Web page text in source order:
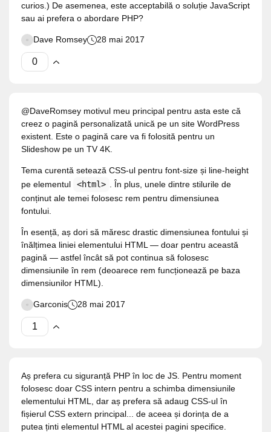
curios.) De asemenea, este acceptabilă o soluție JavaScript
sau ai prefera o abordare PHP?
Dave Romsey 28 mai 2017
@DaveRomsey motivul meu principal pentru asta este că
creez o pagină personalizată unică pe un site WordPress
existent. Este o pagină care va fi folosită pentru un
Slideshow pe un TV 4K.
Tema curentă setează CSS-ul pentru font-size și line-height
pe elementul
<html>
. În plus, unele dintre stilurile de
conținut ale temei folosesc rem pentru dimensiunea
fontului.
În esență, aș dori să măresc drastic dimensiunea fontului și
înălțimea liniei elementului HTML — doar pentru această
pagină — astfel încât să pot continua să folosesc
dimensiunile în rem (deoarece rem funcționează pe baza
dimensiunilor HTML).
Garconis 28 mai 2017
Aș prefera cu siguranță PHP în loc de JS. Pentru moment
folosesc doar CSS intern pentru a schimba dimensiunile
elementului HTML, dar aș prefera să adaug CSS-ul în
fișierul CSS extern principal... de aceea și dorința de a
putea ținti elementul HTML al acestei pagini specifice.